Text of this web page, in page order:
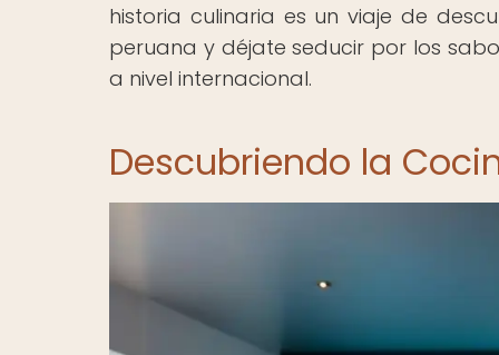
historia culinaria es un viaje de
peruana y déjate seducir por los
a nivel internacional.
Descubriendo la